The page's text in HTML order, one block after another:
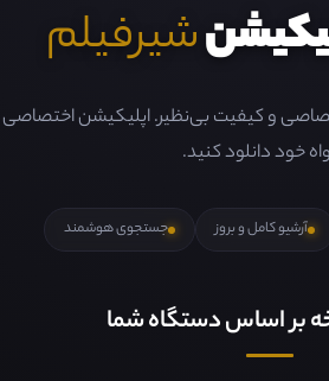
شیرفیلم
و کیفیت بی‌نظیر. اپلیکیشن اختصاصی
خود دانلود کنید.
آرشیو کامل و بروز جستجوی هوشمند
بر اساس دستگاه شما